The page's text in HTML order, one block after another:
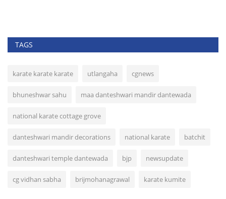
TAGS
karate karate karate utlangaha cgnews
bhuneshwar sahu maa danteshwari mandir dantewada
national karate cottage grove
danteshwari mandir decorations national karate batchit
danteshwari temple dantewada bjp newsupdate
cg vidhan sabha brijmohanagrawal karate kumite